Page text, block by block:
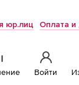
юр.лиц Оплата и
Войти